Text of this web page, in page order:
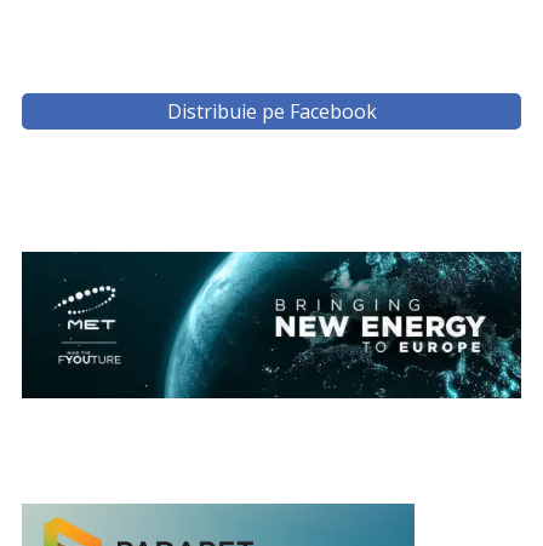
Distribuie pe Facebook